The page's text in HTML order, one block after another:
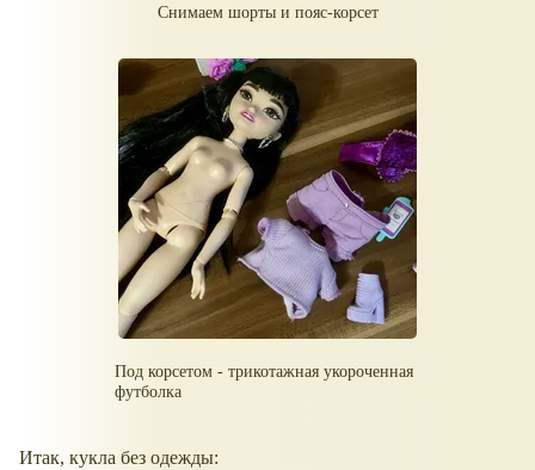
Снимаем шорты и пояс-корсет
Под корсетом - трикотажная укороченная
футболка
Итак, кукла без одежды: